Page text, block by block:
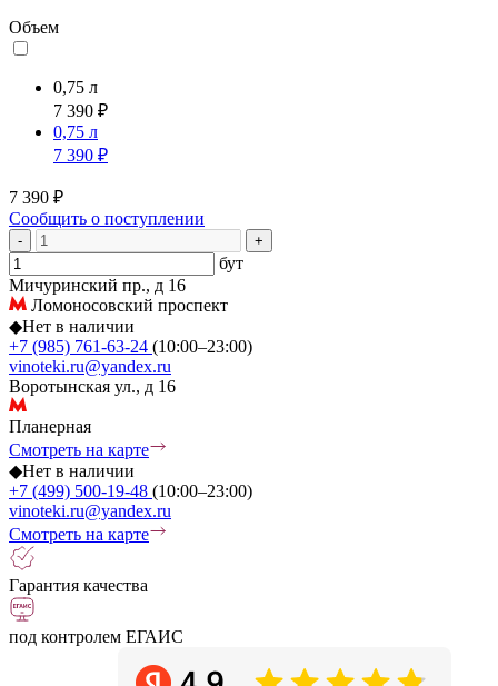
Объем
0,75 л
7 390 ₽
0,75 л
7 390 ₽
7 390 ₽
Сообщить о поступлении
- +
бут
Мичуринский пр., д 16
Ломоносовский проспект
◆Нет в наличии
+7 (985) 761-63-24 (10:00–23:00)
vinoteki.ru@yandex.ru
Воротынская ул., д 16
Планерная
Смотреть на карте
◆Нет в наличии
+7 (499) 500-19-48 (10:00–23:00)
vinoteki.ru@yandex.ru
Смотреть на карте
Гарантия качества
под контролем ЕГАИС